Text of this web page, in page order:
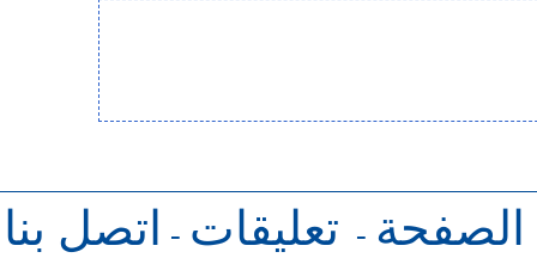
الصفحة - تعليقات -
اتصل بنا